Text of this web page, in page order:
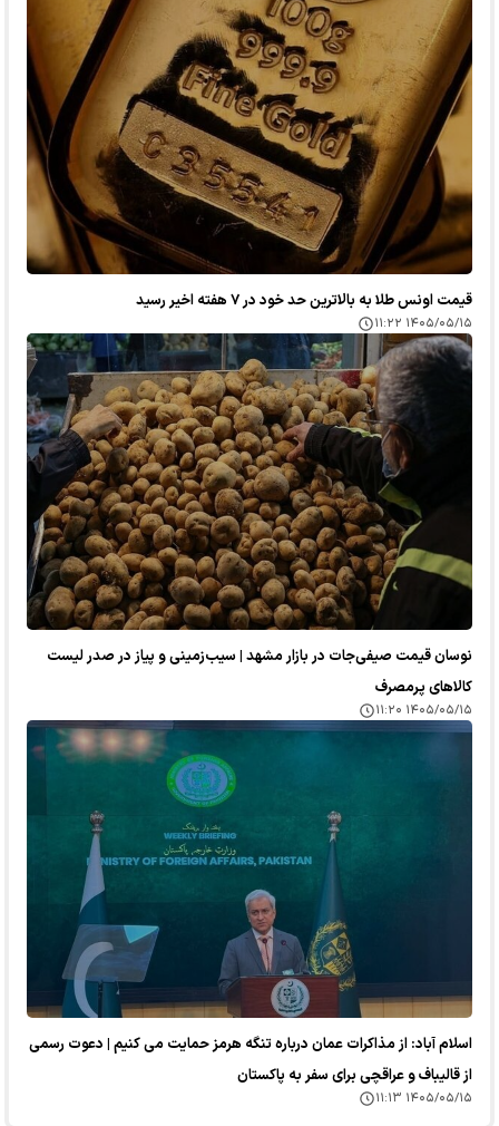
قیمت اونس طلا به بالاترین حد خود در ۷ هفته اخیر رسید
۱۴۰۵/۰۵/۱۵ ۱۱:۲۲
نوسان قیمت صیفی‌جات در بازار مشهد | سیب‌زمینی و پیاز در صدر لیست
کالا‌های پرمصرف
۱۴۰۵/۰۵/۱۵ ۱۱:۲۰
اسلام آباد: از مذاکرات عمان درباره تنگه هرمز حمایت می کنیم | دعوت رسمی
از قالیباف و عراقچی برای سفر به پاکستان
۱۴۰۵/۰۵/۱۵ ۱۱:۱۳